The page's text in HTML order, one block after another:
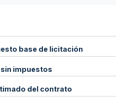
base de licitación
impuestos
del contrato